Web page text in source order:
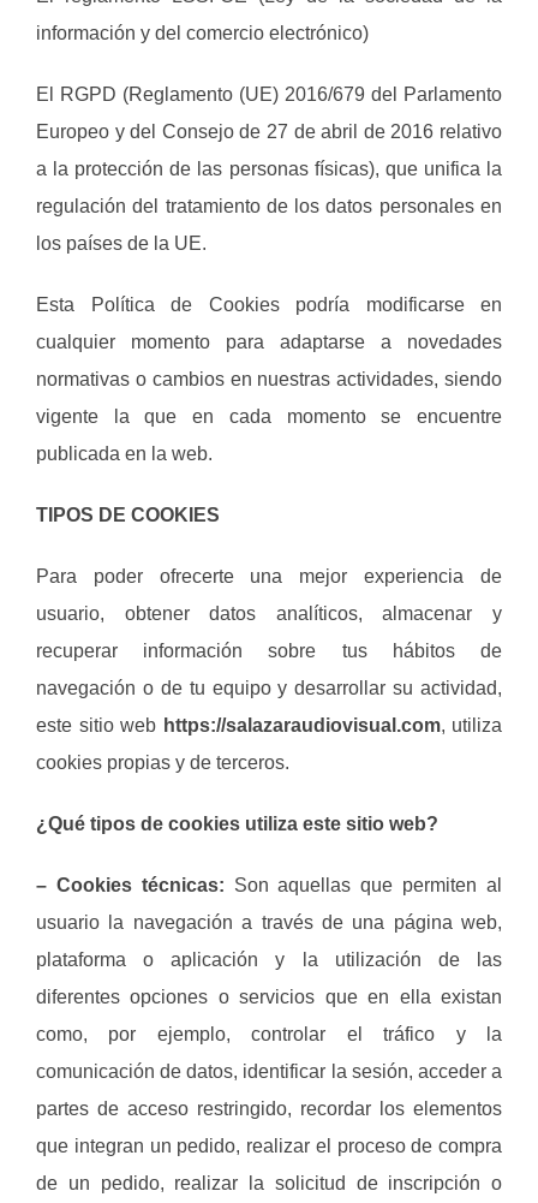
información y del comercio electrónico)
El RGPD (Reglamento (UE) 2016/679 del Parlamento
Europeo y del Consejo de 27 de abril de 2016 relativo
a la protección de las personas físicas), que unifica la
regulación del tratamiento de los datos personales en
los países de la UE.
Esta Política de Cookies podría modificarse en
cualquier momento para adaptarse a novedades
normativas o cambios en nuestras actividades, siendo
vigente la que en cada momento se encuentre
publicada en la web.
TIPOS DE COOKIES
Para poder ofrecerte una mejor experiencia de
usuario, obtener datos analíticos, almacenar y
recuperar información sobre tus hábitos de
navegación o de tu equipo y desarrollar su actividad,
este sitio web https://salazaraudiovisual.com, utiliza
cookies propias y de terceros.
¿Qué tipos de cookies utiliza este sitio web?
– Cookies técnicas: Son aquellas que permiten al
usuario la navegación a través de una página web,
plataforma o aplicación y la utilización de las
diferentes opciones o servicios que en ella existan
como, por ejemplo, controlar el tráfico y la
comunicación de datos, identificar la sesión, acceder a
partes de acceso restringido, recordar los elementos
que integran un pedido, realizar el proceso de compra
de un pedido, realizar la solicitud de inscripción o